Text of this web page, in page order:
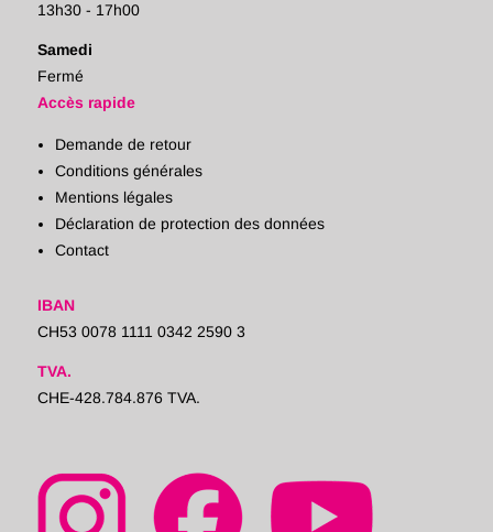
13h30 - 17h00
Samedi
Fermé
Accès rapide
Demande de retour
Conditions générales
Mentions légales
Déclaration de protection des données
Contact
IBAN
CH53 0078 1111 0342 2590 3
TVA.
CHE-428.784.876 TVA.